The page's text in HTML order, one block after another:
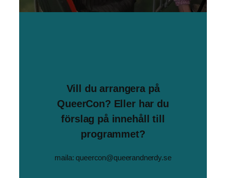
Vill du arrangera på
QueerCon? Eller har du
förslag på innehåll till
programmet?
maila: queercon@queerandnerdy.se